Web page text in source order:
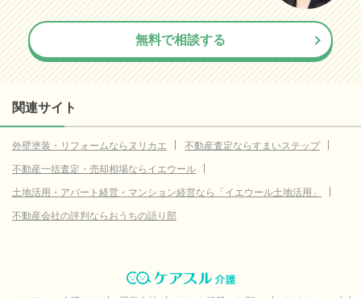
無料で相談する
関連サイト
外壁塗装・リフォームならヌリカエ
不動産査定ならすまいステップ
不動産一括査定・売却相場ならイエウール
土地活用・アパート経営・マンション経営なら「イエウール土地活用」
不動産会社の評判ならおうちの語り部